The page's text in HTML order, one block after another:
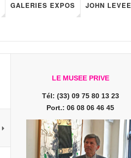
GALERIES EXPOS JOHN LEVEE
LE MUSEE PRIVE
Tél: (33) 09 75 80 13 23
Port.: 06 08 06 46 45